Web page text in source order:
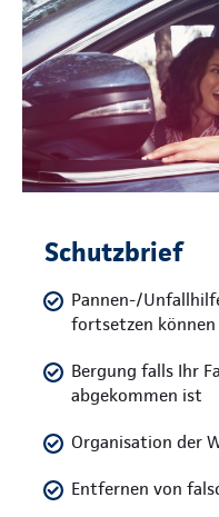
Schutzbrief
Pannen-/
fortsetzen können
Bergung falls Ihr
abgekommen ist
Organisation der
Entfernen von